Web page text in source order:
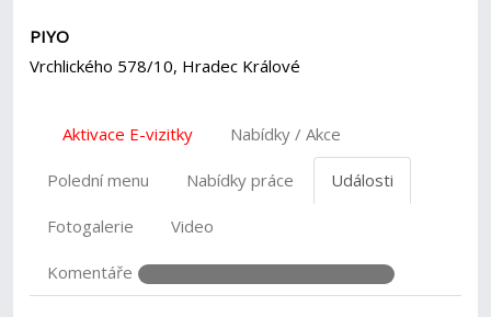
PIYO
Vrchlického 578/10, Hradec Králové
Aktivace E-vizitky Nabídky / Akce
Polední menu Nabídky práce Události
Fotogalerie Video
Komentáře